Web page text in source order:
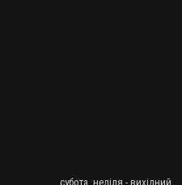
субота, неділя - вихідний.